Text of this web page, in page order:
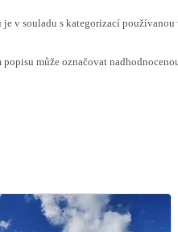
v souladu s kategorizací
může označovat